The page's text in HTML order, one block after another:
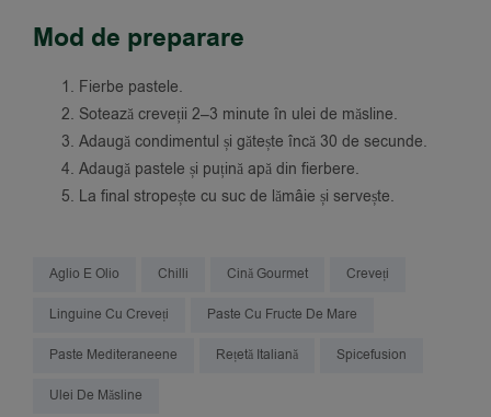
Mod de preparare
Fierbe pastele.
Sotează creveții 2–3 minute în ulei de măsline.
Adaugă condimentul și gătește încă 30 de secunde.
Adaugă pastele și puțină apă din fierbere.
La final stropește cu suc de lămâie și servește.
Aglio E Olio Chilli Cină Gourmet Creveți
Linguine Cu Creveți Paste Cu Fructe De Mare
Paste Mediteraneene Rețetă Italiană Spicefusion
Ulei De Măsline